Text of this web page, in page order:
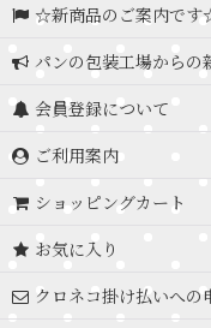
☆新商品のご案内で
パンの包装工場から
会員登録について
ご利用案内
ショッピングカート
お気に入り
クロネコ掛け払いへの